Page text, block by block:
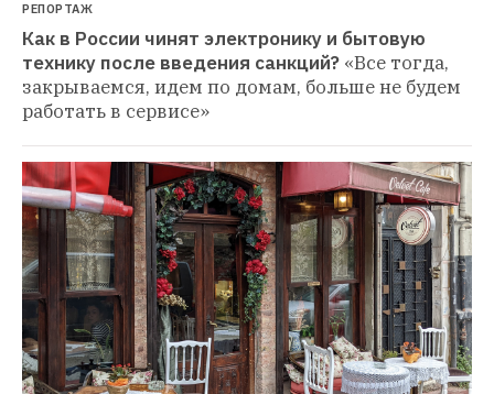
РЕПОРТАЖ
Как в России чинят электронику и бытовую
технику после введения санкций? «Все тогда,
закрываемся, идем по домам, больше не будем
работать в сервисе»